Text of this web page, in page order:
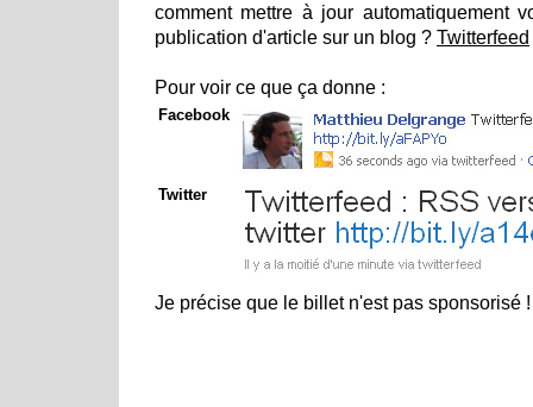
comment mettre à jour automatiquement
publication d'article sur un blog ? Twitterfeed
Pour voir ce que ça donne :
Facebook
Twitter
Je précise que le billet n'est pas sponsorisé !